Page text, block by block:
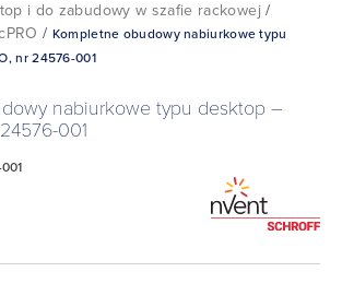
i do zabudowy w szafie rackowej /
/ Kompletne obudowy nabiurkowe typu
nr 24576-001
nabiurkowe typu desktop –
001